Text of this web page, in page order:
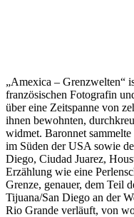
„Amexica – Grenzwelten“
französischen Fotografin
über eine Zeitspanne von
ihnen bewohnten,
widmet. Baronnet
im Süden der USA sowie
Diego, Ciudad Juarez,
Erzählung wie eine
Grenze, genauer, dem Teil
Tijuana/San Diego an der
Rio Grande verläuft, von